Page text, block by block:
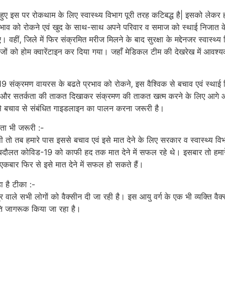
इस पर रोकथाम के लिए स्वास्थ्य विभाग पूरी तरह कटिबद्ध है| इसको
को रोकने एवं खुद के साथ-साथ अपने परिवार व समाज को स्थाई
वहीं, जिले में फिर संक्रमित मरीज मिलने के बाद सुरक्षा के मद्देनजर
को होम क्वारेंटाइन कर दिया गया। जहाँ मेडिकल टीम की देखरेख में
संक्रमण वायरस के बढते प्रभाव को रोकने, इस वैश्विक से बचाव एवं
सतर्कता की ताकत दिखाकर संक्रमण की ताकत खत्म करने के लिए आगे
बचाव से संबंधित गाइडलाइन का पालन करना जरूरी है।
भी जरूरी :-
हमारे पास इससे बचाव एवं इसे मात देने के लिए सरकार व स्वास्थ्य विभाग
कोविड-19 को काफी हद तक मात देने में सफल रहे थे। इसबार तो
फिर से इसे मात देने में सफल हो सकते हैं।
है टीका :-
सभी लोगों को वैक्सीन दी जा रही है। इस आयु वर्ग के एक भी व्यक्ति
जागरूक किया जा रहा है।